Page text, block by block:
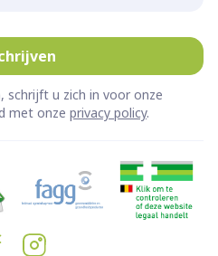
schrijft u zich in voor onze
met onze privacy policy.